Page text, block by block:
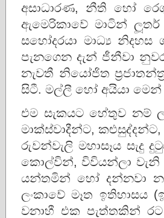
අසාධාරණ, නීති හෝ
ඇමෙරිකාවේ මාටින්
සහෝදරයා මාධ්‍ය නිදහස
පැනගෙන දැන් ජීනීවා
නැවතී නියෝජිත
සිටී. මල්ලී හෝ අයියා මෙන්
එම සැකයට හේතුව නම්
මාක්ස්වාදීන්ට,
රුවන්වැලි මහාසෑය
කොල්වින්, විවියන්ලා වැනි
යන්තමින් හෝ දන්නවා
ලංකාවේ මෑත ඉතිහාසය
වනාහී එක පැත්තකින් රට